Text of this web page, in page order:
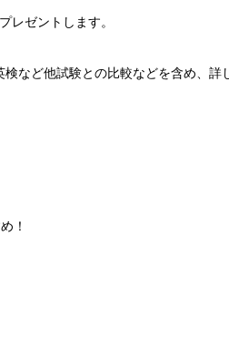
ゼントします。
など他試験との比較などを含め、詳
！